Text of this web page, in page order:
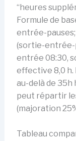
“heures
Formule de
entrée-pauses;
(sortie-entrée-
entrée 08:30,
effective 8,0 h.
au-delà de
peut répartir
(majoration
Tableau